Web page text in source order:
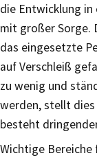
die Entwicklung
mit großer Sorge.
das eingesetzte
auf Verschleiß
zu wenig und
werden, stellt dies
besteht
Wichtige Bereiche